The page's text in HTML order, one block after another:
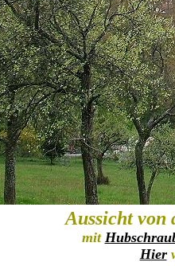
Aussicht von
mit
Hier